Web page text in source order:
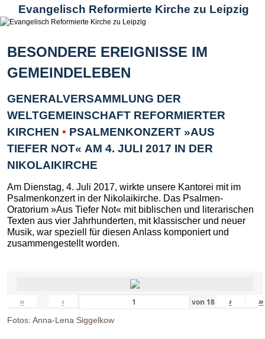
Evangelisch Reformierte Kirche zu Leipzig
BESONDERE EREIGNISSE IM
GEMEINDELEBEN
GENERALVERSAMMLUNG DER
WELTGEMEINSCHAFT REFORMIERTER
KIRCHEN • PSALMENKONZERT »AUS
TIEFER NOT« AM 4. JULI 2017 IN DER
NIKOLAIKIRCHE
Am Dienstag, 4. Juli 2017, wirkte unsere Kantorei mit im
Psalmenkonzert in der Nikolaikirche. Das Psalmen-
Oratorium »Aus Tiefer Not« mit biblischen und literarischen
Texten aus vier Jahrhunderten, mit klassischer und neuer
Musik, war speziell für diesen Anlass komponiert und
zusammengestellt worden.
« ‹ von 18 › »
Fotos: Anna-Lena Siggelkow